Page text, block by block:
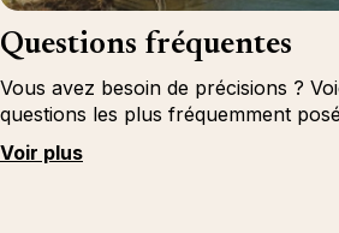
Questions fréquentes
Vous avez besoin de précisions ?
questions les plus fréquemment
Voir plus